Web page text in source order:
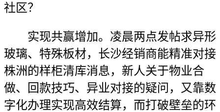
社区？
实现共赢增加。凌晨两点发帖求异形
玻璃、特殊板材，长沙经销商能精准对接
株洲的样柜清库消息，新人关于物业合
做、回款技巧、异业对接的疑问，又靠数
字化办理实现高效结算，而打破壁垒的环